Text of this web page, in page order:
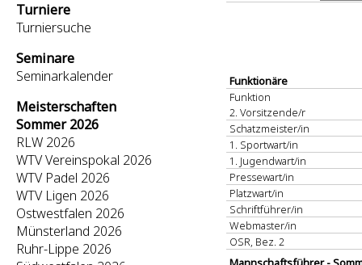
Turniere
Turniersuche
Seminare
Seminarkalender
Meisterschaften
Sommer 2026
RLW 2026
WTV Vereinspokal 2026
WTV Padel 2026
WTV Ligen 2026
Ostwestfalen 2026
Münsterland 2026
Ruhr-Lippe 2026
Funktionäre
Funktion
2. Vorsitzende/r
Schatzmeister/in
1. Sportwart/in
1. Jugendwart/in
Pressewart/in
Platzwart/in
Schriftführer/in
Webmaster/in
OSR, Bez. 2